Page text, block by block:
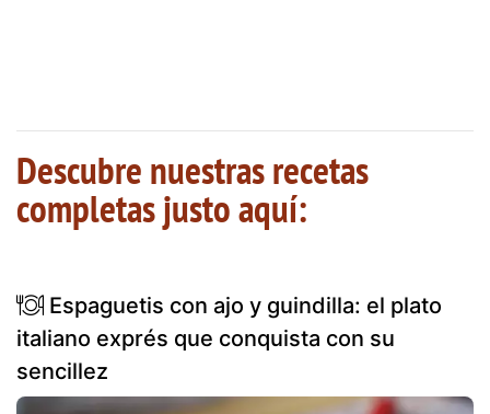
Descubre nuestras recetas
completas justo aquí:
Espaguetis con ajo y guindilla: el plato
italiano exprés que conquista con su
sencillez